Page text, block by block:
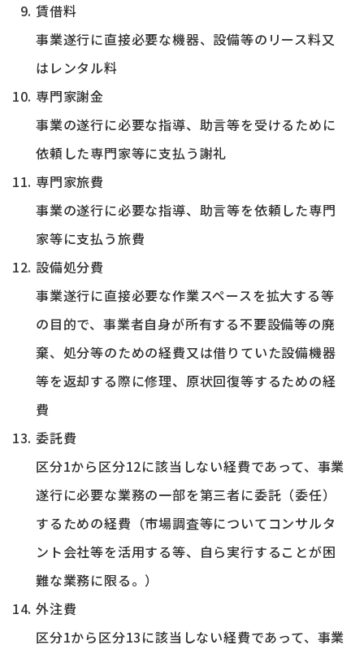
賃借料
事業遂行に直接必要な機器、設備等のリース料又
はレンタル料
専門家謝金
事業の遂行に必要な指導、助言等を受けるために
依頼した専門家等に支払う謝礼
専門家旅費
事業の遂行に必要な指導、助言等を依頼した専門
家等に支払う旅費
設備処分費
事業遂行に直接必要な作業スペースを拡大する等
の目的で、事業者自身が所有する不要設備等の廃
棄、処分等のための経費又は借りていた設備機器
等を返却する際に修理、原状回復等するための経
費
委託費
区分1から区分12に該当しない経費であって、事業
遂行に必要な業務の一部を第三者に委託（委任）
するための経費（市場調査等についてコンサルタ
ント会社等を活用する等、自ら実行することが困
難な業務に限る。）
外注費
区分1から区分13に該当しない経費であって、事業